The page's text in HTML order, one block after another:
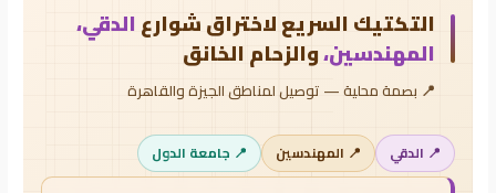
التكتيك السريع لاختراق شوارع الدقي،
المهندسين،والزحام الخانق
📍 بصمة محلية — توصيل لمناطق الجيزة والقاهرة
📍 الدقي 📍 المهندسين 📍 جامعة الدول